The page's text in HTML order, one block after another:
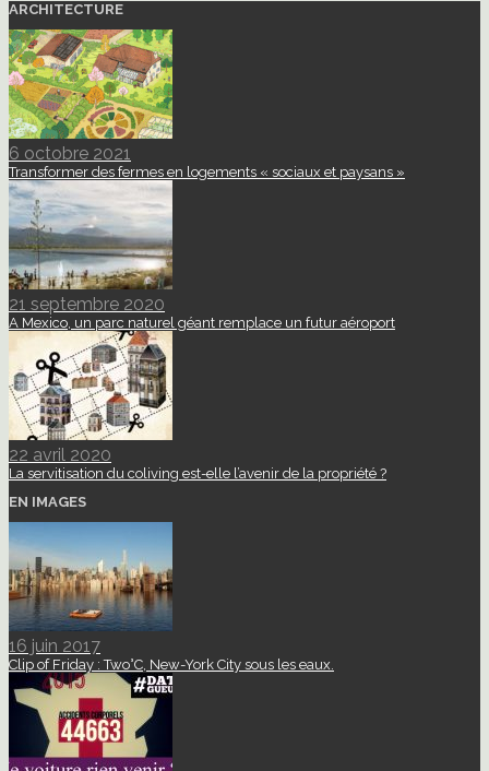
ARCHITECTURE
6 octobre 2021
Transformer des fermes en logements « sociaux et paysans »
21 septembre 2020
A Mexico, un parc naturel géant remplace un futur aéroport
22 avril 2020
La servitisation du coliving est-elle l’avenir de la propriété ?
EN IMAGES
16 juin 2017
Clip of Friday : Two°C, New-York City sous les eaux.